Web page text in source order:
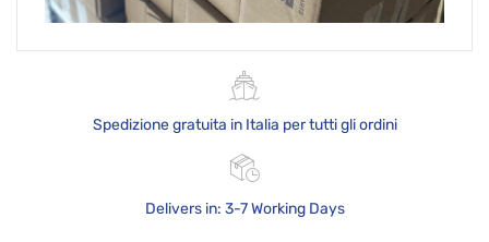
Spedizione gratuita in Italia per tutti gli ordini
Delivers in: 3-7 Working Days